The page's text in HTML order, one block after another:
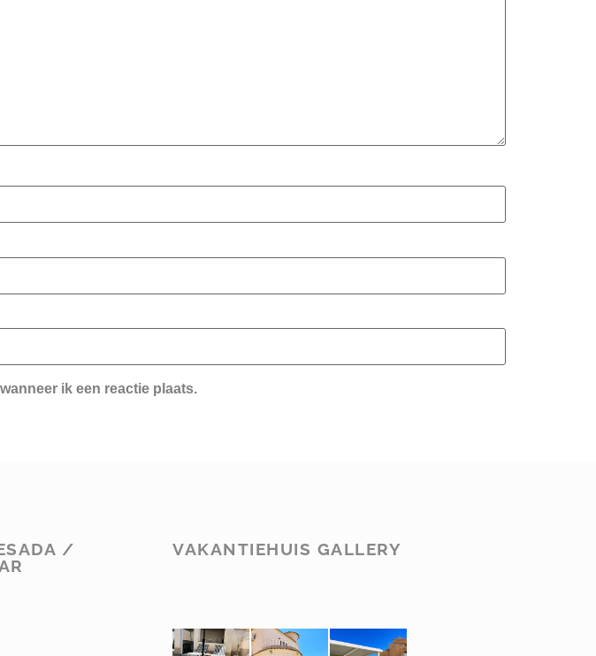
ik een reactie plaats.
/
VAKANTIEHUIS GALLERY